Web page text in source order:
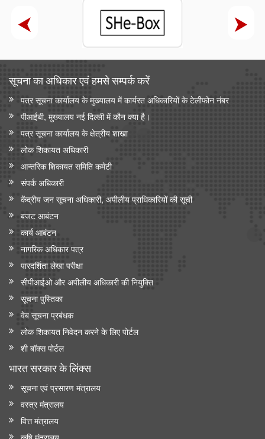
सूचना का अधिकार एवं हमसे सम्‍पर्क करें
पत्र सूचना कार्यालय के मुख्यालय में कार्यरत अधिकारियों के टेलीफोन नंबर
पीआईबी, मुख्यालय नई दिल्ली में कौन क्या है।
पत्र सूचना कार्यालय के क्षेत्रीय शाखा
लोक शिकायत अधिकारी
आन्‍तरिक शिकायत समिति कमेटी
संपर्क अधिकारी
केंद्रीय जन सूचना अधिकारी, अपीलीय प्राधिकारियों की सूची
बजट आबंटन
कार्य आबंटन
नागरिक अधिकार पत्र
पारदर्शिता लेखा परीक्षा
सीपीआईओ और अपी‍लीय अधिकारी की नियुक्ति
सूचना पुस्तिका
वेब सूचना प्रबंधक
लोक शिकायत निवेदन करने के लिए पोर्टल
शी बॉक्स पोर्टल
भारत सरकार के लिंक्‍स
सूचना एवं प्रसारण मंत्रालय
वस्त्र मंत्रालय
वित्त मंत्रालय